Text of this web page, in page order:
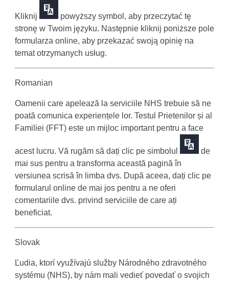
Kliknij
powyższy symbol, aby przeczytać tę
stronę w Twoim języku. Następnie kliknij poniższe pole
formularza online, aby przekazać swoją opinię na
temat otrzymanych usług.
Romanian
Oamenii care apelează la serviciile NHS trebuie să ne
poată comunica experiențele lor. Testul Prietenilor și al
Familiei (FFT) este un mijloc important pentru a face
acest lucru. Vă rugăm să dați clic pe simbolul
de
mai sus pentru a transforma această pagină în
versiunea scrisă în limba dvs. După aceea, dați clic pe
formularul online de mai jos pentru a ne oferi
comentariile dvs. privind serviciile de care ați
beneficiat.
Slovak
Ľudia, ktorí využívajú služby Národného zdravotného
systému (NHS), by nám mali vedieť povedať o svojich